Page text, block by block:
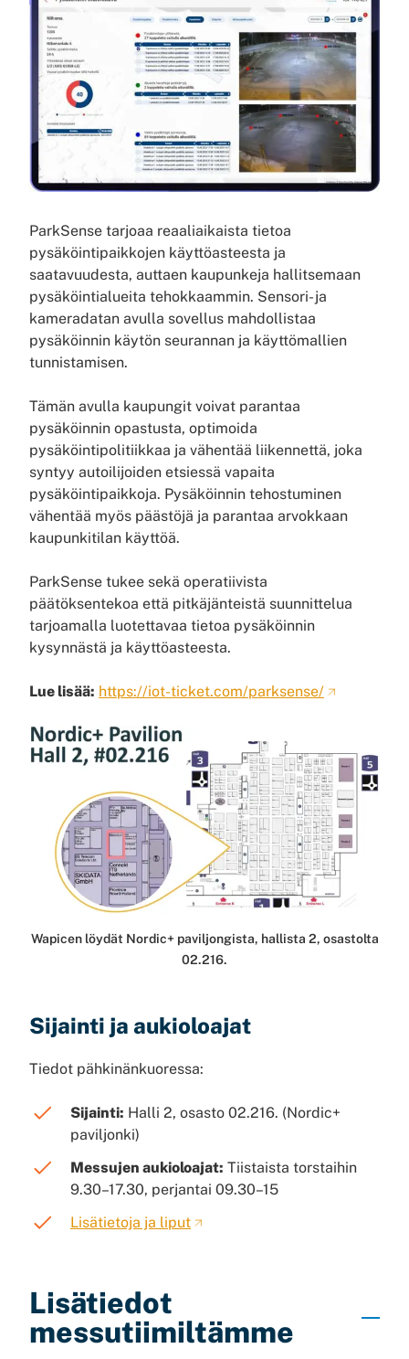
ParkSense tarjoaa reaaliaikaista tietoa
pysäköintipaikkojen käyttöasteesta ja
saatavuudesta, auttaen kaupunkeja hallitsemaan
pysäköintialueita tehokkaammin. Sensori- ja
kameradatan avulla sovellus mahdollistaa
pysäköinnin käytön seurannan ja käyttömallien
tunnistamisen.
Tämän avulla kaupungit voivat parantaa
pysäköinnin opastusta, optimoida
pysäköintipolitiikkaa ja vähentää liikennettä, joka
syntyy autoilijoiden etsiessä vapaita
pysäköintipaikkoja. Pysäköinnin tehostuminen
vähentää myös päästöjä ja parantaa arvokkaan
kaupunkitilan käyttöä.
ParkSense tukee sekä operatiivista
päätöksentekoa että pitkäjänteistä suunnittelua
tarjoamalla luotettavaa tietoa pysäköinnin
kysynnästä ja käyttöasteesta.
Lue lisää: https://iot-ticket.com/parksense/
Wapicen löydät Nordic+ paviljongista, hallista 2, osastolta
02.216.
Sijainti ja aukioloajat
Tiedot pähkinänkuoressa:
Sijainti: Halli 2, osasto 02.216. (Nordic+
paviljonki)
Messujen aukioloajat: Tiistaista torstaihin
9.30–17.30, perjantai 09.30–15
Lisätietoja ja liput
Lisätiedot
messutiimiltämme